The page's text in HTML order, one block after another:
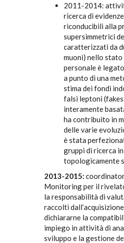
2011-2014:
ricerca di
riconducibili alla
supersimmetrici
caratterizzati da
muoni) nello
personale è
a punto di una
stima dei fondi
falsi leptoni
interamente
ha contribuito in
delle varie
è stata
gruppi di ricerca
topologicamente
2013-2015:
Monitoring per il
la responsabilità di
raccolti
dichiararne la
impiego in attività di
sviluppo e la gestione